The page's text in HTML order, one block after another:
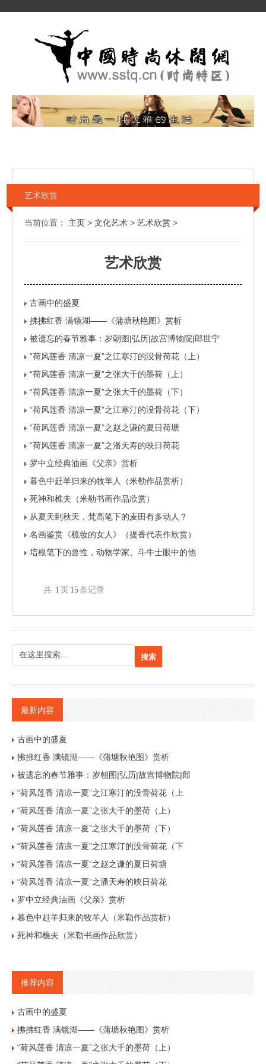
艺术欣赏
当前位置： 主页 > 文化艺术 > 艺术欣赏 >
艺术欣赏
古画中的盛夏
拂拂红香 满镜湖——《蒲塘秋艳图》赏析
被遗忘的春节雅事：岁朝图|弘历|故宫博物院|郎世宁
“荷风莲香 清凉一夏”之江寒汀的没骨荷花（上）
“荷风莲香 清凉一夏”之张大千的墨荷（上）
“荷风莲香 清凉一夏”之张大千的墨荷（下）
“荷风莲香 清凉一夏”之江寒汀的没骨荷花（下）
“荷风莲香 清凉一夏”之赵之谦的夏日荷塘
“荷风莲香 清凉一夏”之潘天寿的映日荷花
罗中立经典油画《父亲》赏析
暮色中赶羊归来的牧羊人（米勒作品赏析）
死神和樵夫（米勒书画作品欣赏）
从夏天到秋天，梵高笔下的麦田有多动人？
名画鉴赏《梳妆的女人》（提香代表作欣赏）
培根笔下的兽性，动物学家、斗牛士眼中的他
共 1 页 15 条记录
最新内容
古画中的盛夏
拂拂红香 满镜湖——《蒲塘秋艳图》赏析
被遗忘的春节雅事：岁朝图|弘历|故宫博物院|郎
“荷风莲香 清凉一夏”之江寒汀的没骨荷花（上
“荷风莲香 清凉一夏”之张大千的墨荷（上）
“荷风莲香 清凉一夏”之张大千的墨荷（下）
“荷风莲香 清凉一夏”之江寒汀的没骨荷花（下
“荷风莲香 清凉一夏”之赵之谦的夏日荷塘
“荷风莲香 清凉一夏”之潘天寿的映日荷花
罗中立经典油画《父亲》赏析
暮色中赶羊归来的牧羊人（米勒作品赏析）
死神和樵夫（米勒书画作品欣赏）
推荐内容
古画中的盛夏
拂拂红香 满镜湖——《蒲塘秋艳图》赏析
“荷风莲香 清凉一夏”之张大千的墨荷（上）